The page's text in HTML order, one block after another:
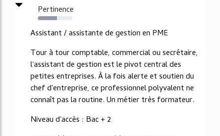
Pertinence
55%
Assistant / assistante de gestion en PME
Tour à tour comptable, commercial ou secrétaire,
l'assistant de gestion est le pivot central des
petites entreprises. À la fois alerte et soutien du
chef d'entreprise, ce professionnel polyvalent ne
connaît pas la routine. Un métier très formateur.
Niveau d'accès : Bac + 2